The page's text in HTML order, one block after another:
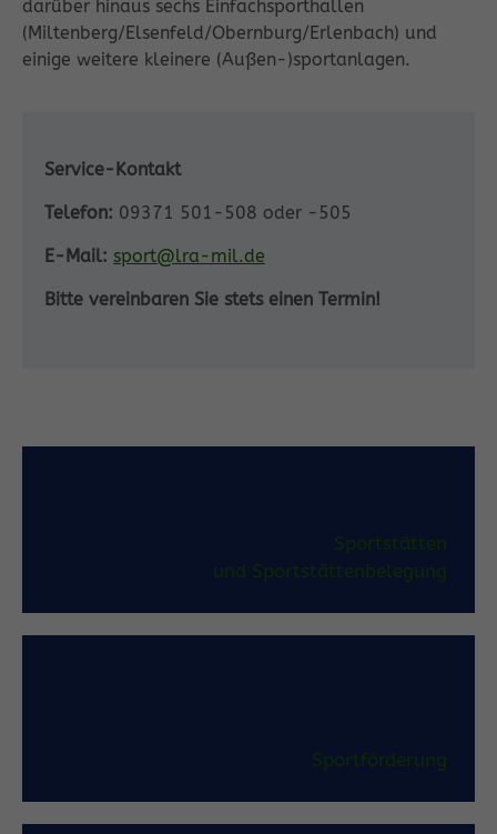
darüber hinaus sechs Einfachsporthallen
(Miltenberg/Elsenfeld/Obernburg/Erlenbach) und
einige weitere kleinere (Außen-)sportanlagen.
Service-Kontakt
Telefon: 09371 501-508 oder -505
E-Mail: sport@lra-mil.de
Bitte vereinbaren Sie stets einen Termin!
Sportstätten
und Sportstättenbelegung
Sportförderung